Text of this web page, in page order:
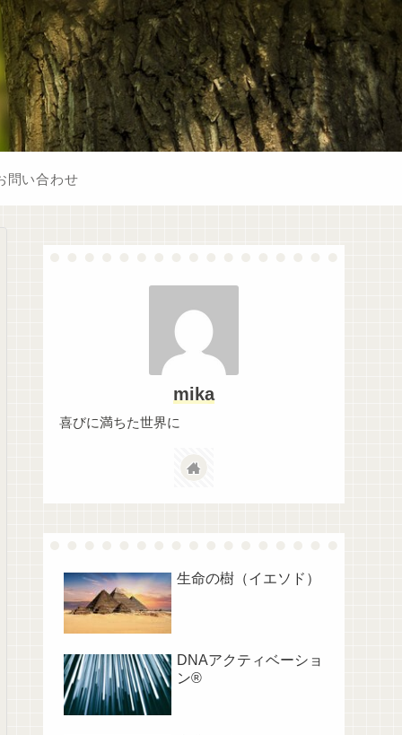
問い合わせ
mika
喜びに満ちた世界に
生命の樹（イエソド）
DNAアクティベーショ
ン®︎